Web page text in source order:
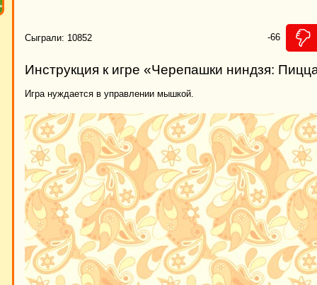
Сыграли: 10852 -66
Инструкция к игре «Черепашки ниндзя:
Игра нуждается в управлении мышкой.